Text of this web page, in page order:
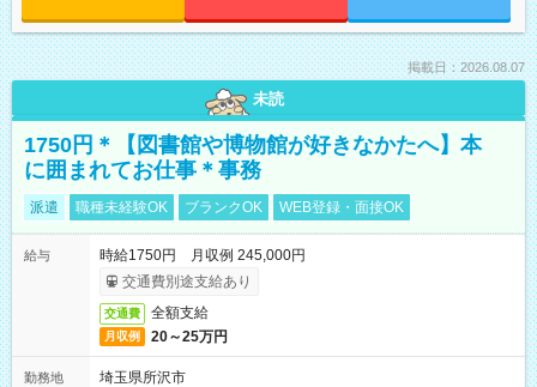
掲載日：2026.08.07
未読
1750円＊【図書館や博物館が好きなかたへ】本
に囲まれてお仕事＊事務
派遣 職種未経験OK ブランクOK WEB登録・面接OK
給与
時給1750円 月収例 245,000円
交通費別途支給あり
交通費 全額支給
月収例 20～25万円
勤務地
埼玉県所沢市